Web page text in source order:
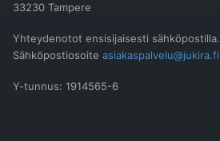
33230 Tampere
Yhteydenotot ensisijaisesti sähköpostilla.
Sähköpostiosoite asiakaspalvelu@jukira.fi
Y-tunnus: 1914565-6